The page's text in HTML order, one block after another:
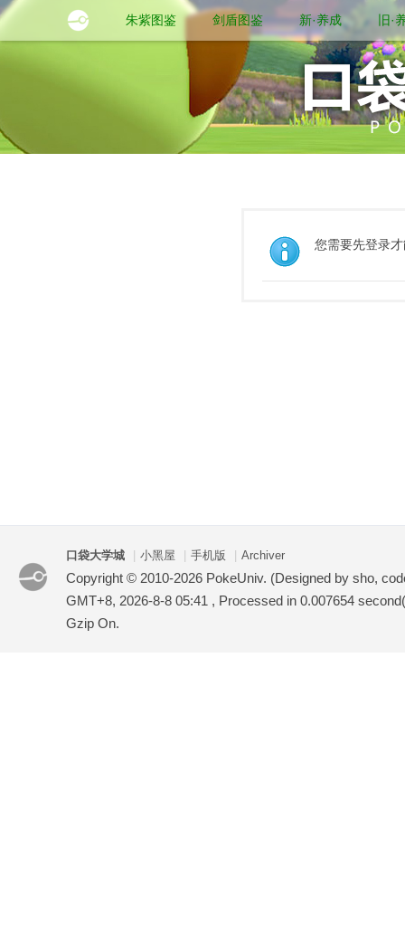
朱紫图鉴 剑盾图鉴 新·养成 旧·
您需要先登录
口袋大学城 小黑屋 手机版 Archiver
Copyright © 2010-2026 PokeUniv. (Designed by sho,
GMT+8, 2026-8-8 05:41 , Processed in 0.007654
Gzip On.